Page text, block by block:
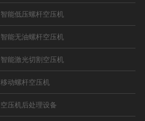
智能低压螺杆空压机
智能无油螺杆空压机
智能激光切割空压机
移动螺杆空压机
空压机后处理设备